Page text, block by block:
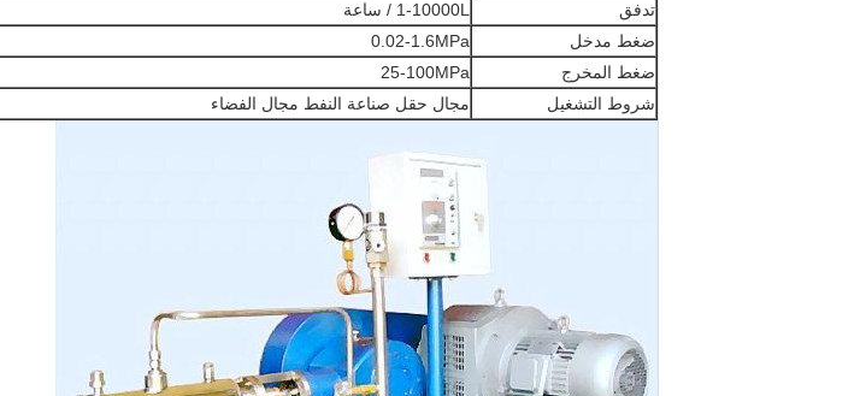
تدفق
1-10000L / ساعة
ضغط مدخل
0.02-1.6MPa
ضغط المخرج
25-100MPa
شروط التشغيل
مجال حقل صناعة النفط مجال الفضاء